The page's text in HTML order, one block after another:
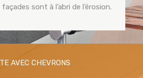
sont à l’abri de l’érosion.
AVEC CHEVRONS